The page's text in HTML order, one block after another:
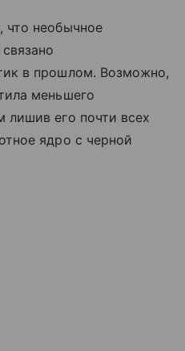
что необычное
в прошлом. Возможно,
меньшего
лишив его почти всех
ядро с черной